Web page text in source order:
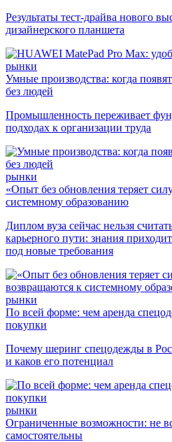
Результаты тест-драйва нового
дизайнерского планшета
рынки
Умные производства: когда
без людей
Промышленность переживает
подходах к организации труда
рынки
«Опыт без обновления теряет
системному образованию
Диплом вуза сейчас нельзя
карьерного пути: знания
под новые требования
рынки
По всей форме: чем аренда
покупки
Почему шеринг спецодежды в
и каков его потенциал
рынки
Ограниченные возможности: не
самостоятельны